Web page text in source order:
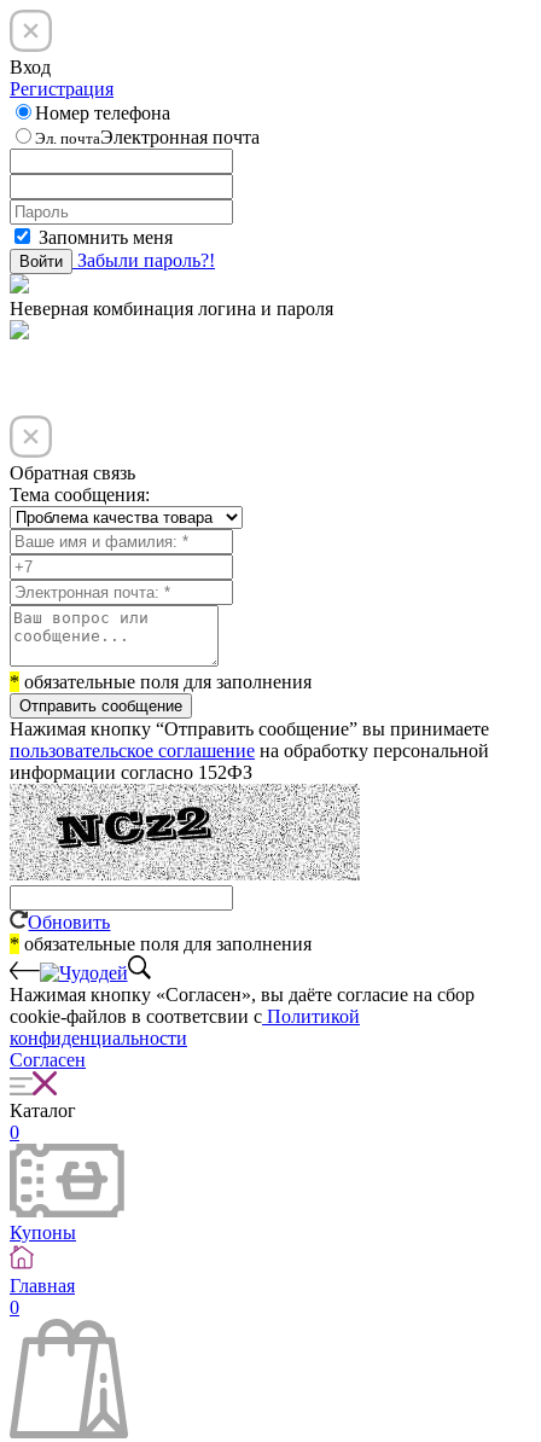
Вход
Регистрация
Номер телефона
Эл. почтаЭлектронная почта
Запомнить меня
Войти Забыли пароль?!
Неверная комбинация логина и пароля
Обратная связь
Тема сообщения:
* обязательные поля для заполнения
Отправить сообщение
Нажимая кнопку “Отправить сообщение” вы принимаете
пользовательское соглашение на обработку персональной
информации согласно 152ФЗ
Обновить
* обязательные поля для заполнения
Нажимая кнопку «Согласен», вы даёте cогласие на сбор
cookie-файлов в соответсвии с Политикой
конфиденциальности
Согласен
Каталог
0
Купоны
Главная
0